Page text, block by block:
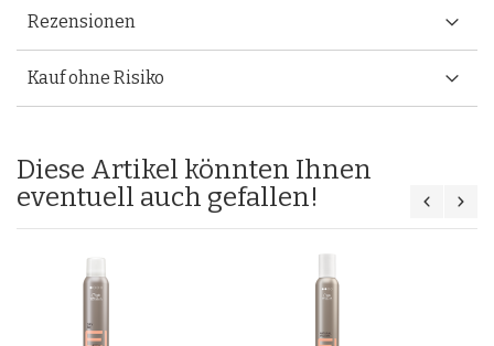
Rezensionen
Kauf ohne Risiko
Diese Artikel könnten Ihnen
eventuell auch gefallen!